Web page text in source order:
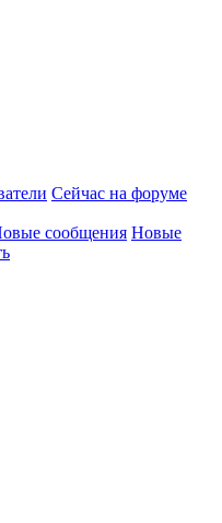
Сейчас на форуме
сообщения Новые